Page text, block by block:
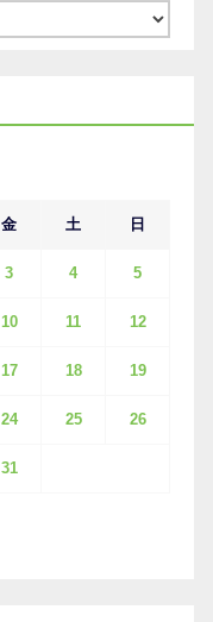
金 土 日
3 4 5
10 11 12
17 18 19
24 25 26
31